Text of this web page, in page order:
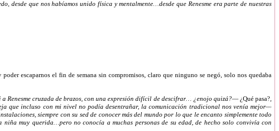
desde que nos habíamos unido física y mentalmente…desde que Renesme era parte de nuestras
escaparnos el fin de semana sin compromisos, claro que ninguno se negó, solo nos quedaba
Renesme cruzada de brazos, con una expresión difícil de descifrar… ¿enojo quizá?— ¿Qué pasa?,
que incluso con mi nivel no podía desentrañar, la comunicación tradicional nos venía mejor—
siempre con su sed de conocer más del mundo por lo que le encanto simplemente todo
muy querida…pero no conocía a muchas personas de su edad, de hecho solo convivía con